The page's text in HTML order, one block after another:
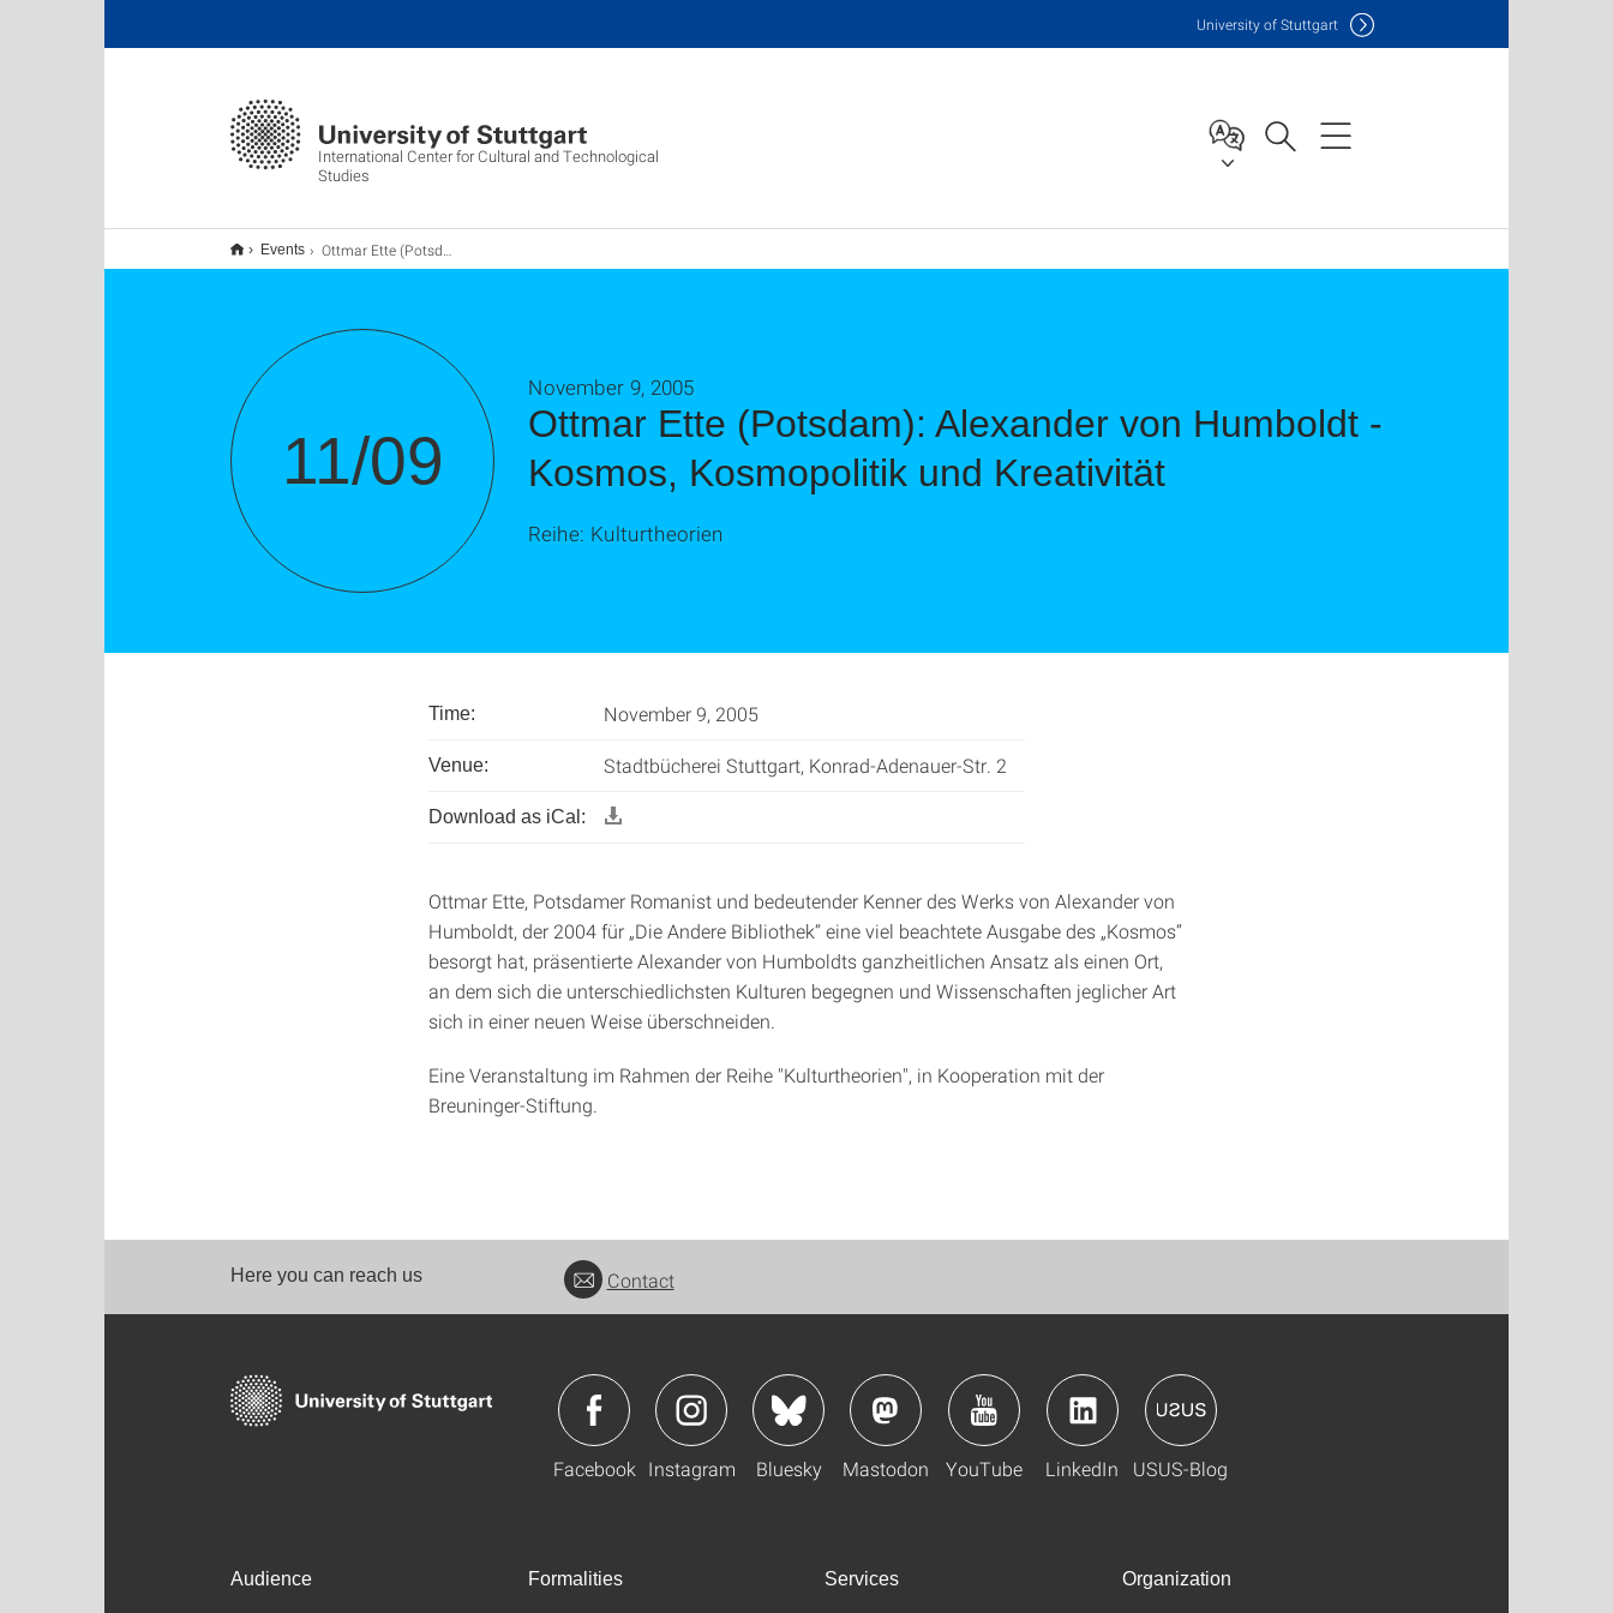
International Center for Cultural and Technological
Studies
University of Stuttgart
Events Ottmar Ette (Potsdam): Alexander von Humboldt - Kosmos, Kosmopolitik und Kreativität
11/09
Ottmar Ette (Potsdam): Alexander von Humboldt -
Kosmos, Kosmopolitik und Kreativität
November 9, 2005
Reihe: Kulturtheorien
Time: November 9, 2005
Venue: Stadtbücherei Stuttgart, Konrad-Adenauer-Str. 2
Download as iCal:
Ottmar Ette, Potsdamer Romanist und bedeutender Kenner des Werks von Alexander von
Humboldt, der 2004 für „Die Andere Bibliothek“ eine viel beachtete Ausgabe des „Kosmos“
besorgt hat, präsentierte Alexander von Humboldts ganzheitlichen Ansatz als einen Ort,
an dem sich die unterschiedlichsten Kulturen begegnen und Wissenschaften jeglicher Art
sich in einer neuen Weise überschneiden.
Eine Veranstaltung im Rahmen der Reihe "Kulturtheorien", in Kooperation mit der
Breuninger-Stiftung.
Here you can reach us Contact
Facebook Instagram Bluesky Mastodon YouTube LinkedIn USUS-Blog
Audience Formalities Services Organization